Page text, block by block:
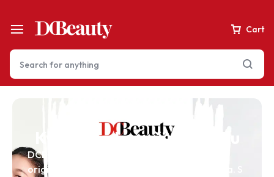
Cart
Your bag is empty
Kvaliteta koja čini razliku
DCBeauty je tvrtka posvećena pružanju
originalnih, kvalitetnih kozmetičkih proizvoda. S